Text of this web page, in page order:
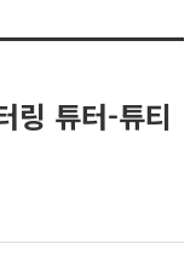
링 튜터-튜티